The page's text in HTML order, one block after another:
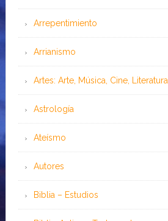
Arrepentimiento
Arrianismo
Artes: Arte, Música, Cine, Literatura
Astrología
Ateísmo
Autores
Biblia – Estudios